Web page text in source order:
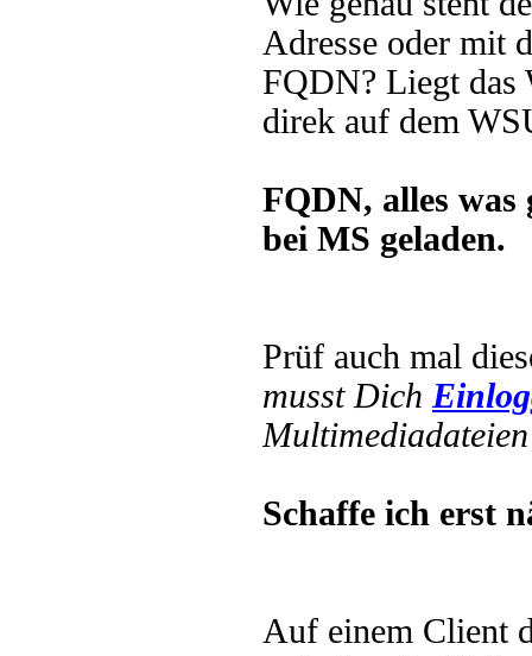
Adresse oder mit
FQDN? Liegt das
direk auf dem
FQDN, alles
bei MS geladen.
Prüf auch mal
musst Dich
Schaffe ich erst
Auf einem Client